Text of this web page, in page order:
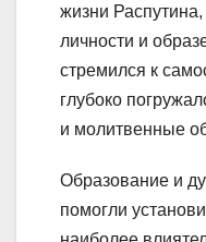
жизни Распутина,
личности и
стремился к
глубоко
и молитвенные
Образование и
помогли